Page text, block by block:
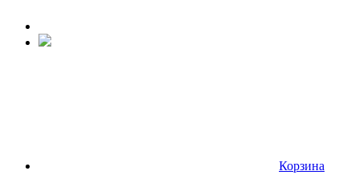
Корзина